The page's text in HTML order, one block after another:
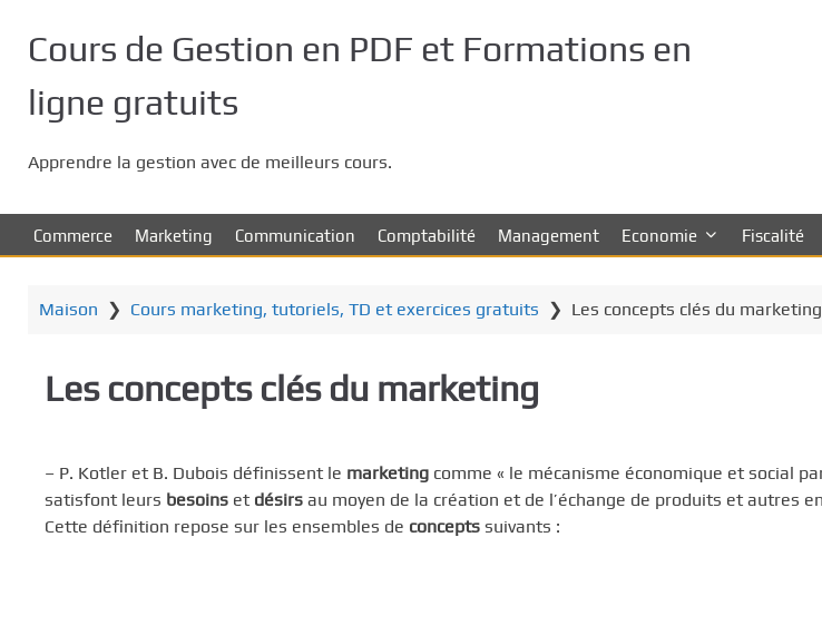
o
Cours de Gestion en PDF et Formations en
ligne gratuits
Apprendre la gestion avec de meilleurs cours.
Commerce Marketing Communication Comptabilité Management Economie Fiscalité
Maison ❯ Cours marketing, tutoriels, TD et exercices gratuits ❯ Les concepts clés du marketing
Les concepts clés du marketing
– P. Kotler et B. Dubois définissent le marketing comme « le mécanisme économique et social
satisfont leurs besoins et désirs au moyen de la création et de l’échange de produits et autres
Cette définition repose sur les ensembles de concepts suivants :